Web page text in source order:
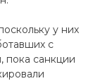
у них
с
пока санкции